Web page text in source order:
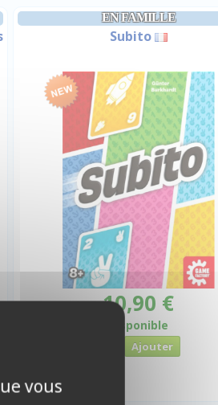
EN FAMILLE
Subito
10,90 €
Disponible
vous